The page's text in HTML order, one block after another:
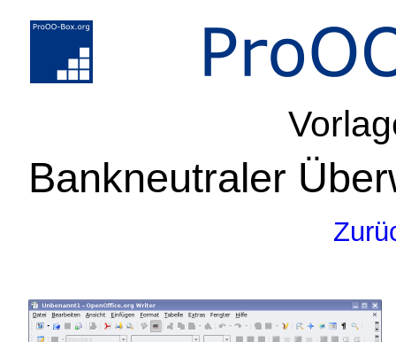
Bankneutraler